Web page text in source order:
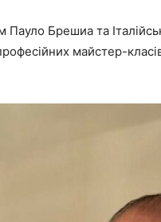
Пауло Брешиа та
майстер-